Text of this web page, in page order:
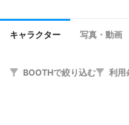
キャラクター 写真・動画
BOOTHで絞り込む 利用